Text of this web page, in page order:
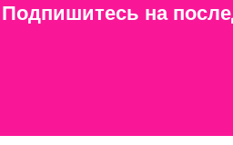
Подпишитесь на